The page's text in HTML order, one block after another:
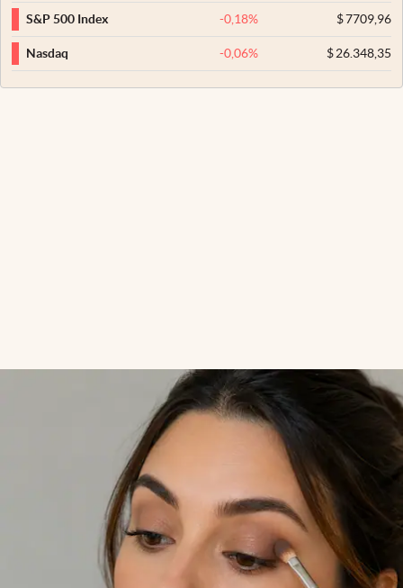
S&P 500 Index -0,18% $7709,96
Nasdaq -0,06% $26.348,35